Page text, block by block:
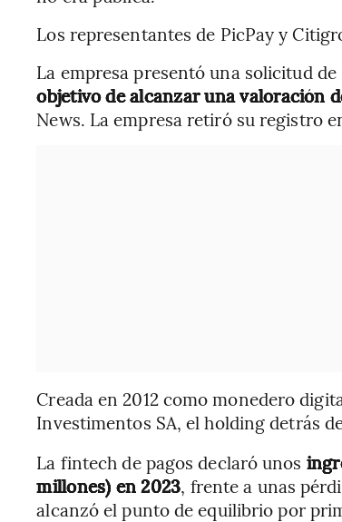
Los representantes de PicPay y
La empresa presentó una solicitud
objetivo de alcanzar una valoración
News. La empresa retiró su registro
Creada en 2012 como monedero
Investimentos SA, el holding detrás
La fintech de pagos declaró unos
millones) en 2023, frente a unas
alcanzó el punto de equilibrio por